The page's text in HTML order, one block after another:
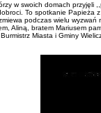
w swoich domach
To spotkanie
podczas wielu
Aliną, bratem Mariusem
Miasta i Gminy